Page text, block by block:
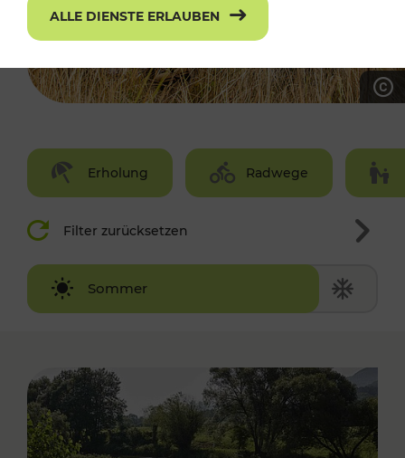
Erholung Radwege
Filter zurücksetzen
Sommer
Winter
ALLE DIENSTE ERLAUBEN